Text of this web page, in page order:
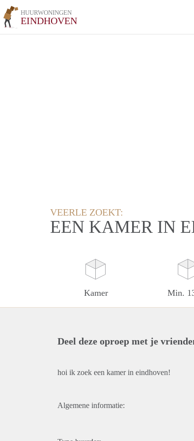
HUURWONINGEN
EINDHOVEN
VEERLE ZOEKT:
EEN KAMER IN
Kamer Min.
Deel deze oproep met je
hoi ik zoek een kamer in eindhoven!
Algemene informatie: